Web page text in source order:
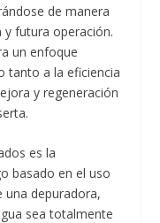
de manera
y futura operación.
un enfoque
tanto a la eficiencia
y regeneración
es la
basado en el uso
una depuradora,
sea totalmente